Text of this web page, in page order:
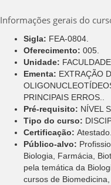
Informações gerais do
Sigla: FEA-0804.
Oferecimento: 005.
Unidade:
Ementa: EXTRAÇÃO
PRINCIPAIS ERROS..
Pré-requisito: NÍVEL
Tipo do curso:
Certificação: Atestado.
Público-alvo:
Biologia, Farmácia,
pela temática da
cursos de